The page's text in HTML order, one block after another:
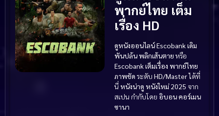
พากย์ไทย เต็ม
เรื่อง HD
ดูหนังออนไลน์Escobank เดิม
พันปล้น พลิกเส้นตาย หรือ
Escobankเต็มเรื่อง พากย์ไทย
ภาพชัด ระดับ HD/Masterได้ที่
นี่ หนังน่าดู หนังใหม่ 2025 จาก
สเปน กำกับโดย อิบอน คอร์เมน
ซานา